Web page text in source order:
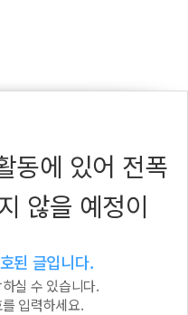
동에 있어 전폭
않을 예정이
된 글입니다.
실 수 있습니다.
입력하세요.